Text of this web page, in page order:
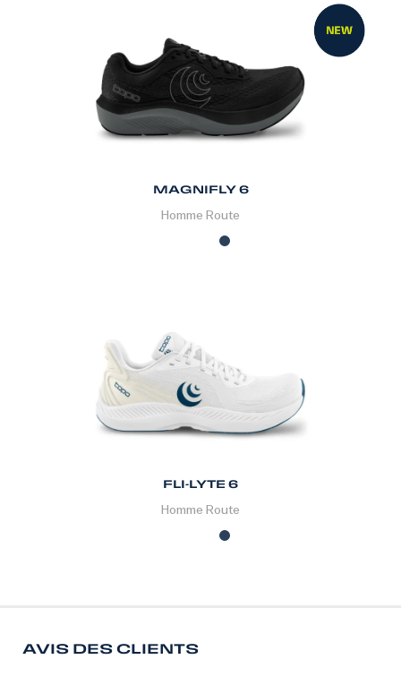
MAGNIFLY 6
Homme Route
FLI-LYTE 6
Homme Route
AVIS DES CLIENTS